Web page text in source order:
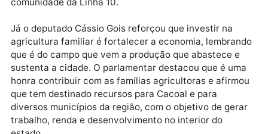
entidade e contribui diretamente para o crescimento
equipamentos irão somar de forma significativa no
a dia dos agricultores, ampliando a capacidade de
atendimento da associação às famílias associadas.
O vereador Carlos Freitas, responsável pela
do recurso, afirmou que a entrega dos maquinários
garante mais conforto, dignidade e melhores